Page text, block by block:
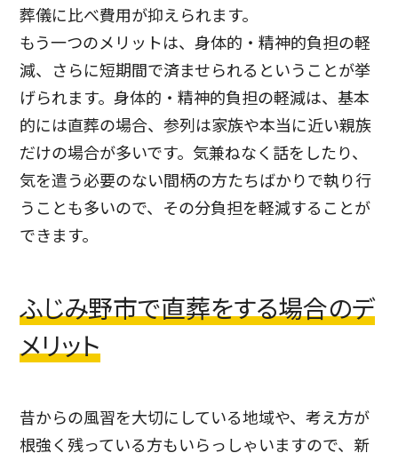
葬儀に比べ費用が抑えられます。
もう一つのメリットは、身体的・精神的負担の軽
減、さらに短期間で済ませられるということが挙
げられます。身体的・精神的負担の軽減は、基本
的には直葬の場合、参列は家族や本当に近い親族
だけの場合が多いです。気兼ねなく話をしたり、
気を遣う必要のない間柄の方たちばかりで執り行
うことも多いので、その分負担を軽減することが
できます。
ふじみ野市で直葬をする場合のデ
メリット
昔からの風習を大切にしている地域や、考え方が
根強く残っている方もいらっしゃいますので、新